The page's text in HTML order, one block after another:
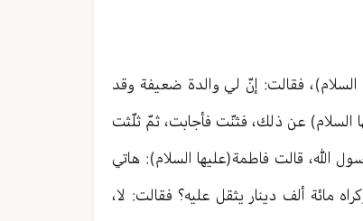
السلام)، فقالت: إنّ لي والدة ضعيفة وقد
السلام) عن ذلك، فثنّت فأجابت، ثمّ ثلّثت
الله، قالت فاطمة(عليها السلام): هاتي
مائة ألف دينار يثقل عليه؟ فقالت: لا،